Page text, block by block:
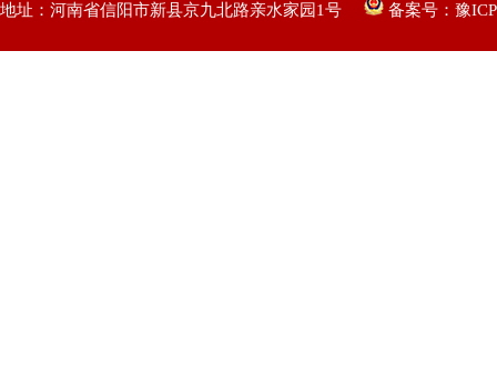
地址：河南省信阳市新县京九北路亲水家园1号 备案号： 豫